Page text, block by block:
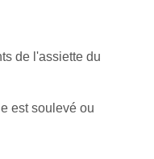
de l'assiette du
est soulevé ou